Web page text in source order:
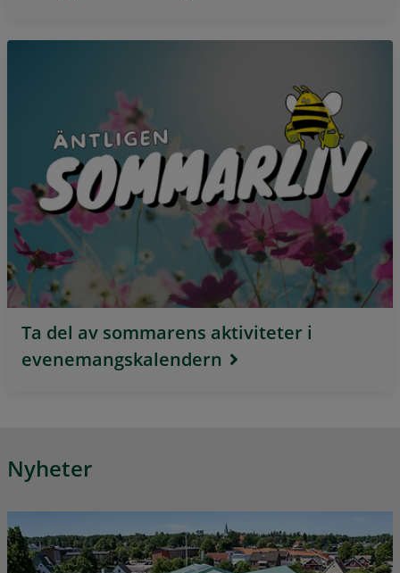
Ta del av sommarens aktiviteter i
evenemangskalendern
Nyheter